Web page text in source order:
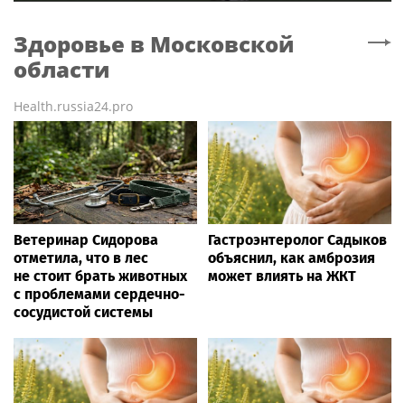
Здоровье в Московской
области
Health.russia24.pro
Ветеринар Сидорова
отметила, что в лес
не стоит брать животных
с проблемами сердечно-
сосудистой системы
Гастроэнтеролог Садыков
объяснил, как амброзия
может влиять на ЖКТ